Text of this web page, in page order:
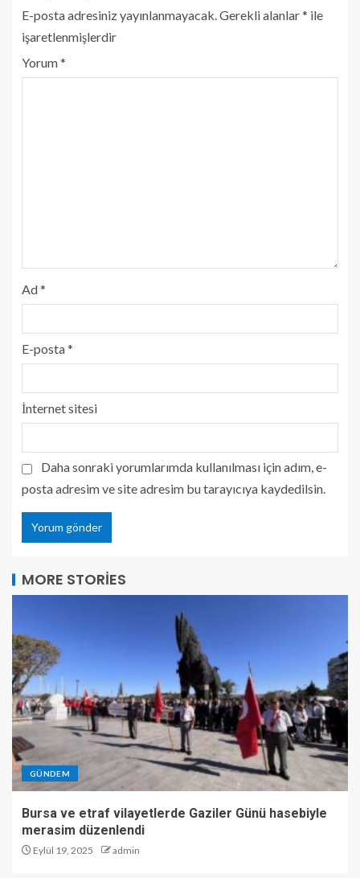
E-posta adresiniz yayınlanmayacak.Gerekli alanlar* ile
işaretlenmişlerdir
Yorum*
Ad*
E-posta*
İnternet sitesi
Daha sonraki yorumlarımda kullanılması için adım, e-
posta adresim ve site adresim bu tarayıcıya kaydedilsin.
MORE STORIES
GÜNDEM
Bursa ve etraf vilayetlerde Gaziler Günü hasebiyle
merasim düzenlendi
Eylül 19, 2025 admin